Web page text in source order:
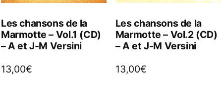
Les chansons de la
Marmotte – Vol.1 (CD)
– A et J-M Versini
13,00€
Les chansons de la
Marmotte – Vol.2 (CD)
– A et J-M Versini
13,00€